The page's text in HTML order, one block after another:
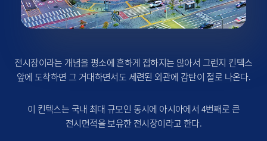
전시장이라는 개념을 평소에 흔하게 접하지는 않아서 그런지 킨텍스
앞에 도착하면 그 거대하면서도 세련된 외관에 감탄이 절로 나온다.
이 킨텍스는 국내 최대 규모인 동시에 아시아에서 4번째로 큰
전시면적을 보유한 전시장이라고 한다.